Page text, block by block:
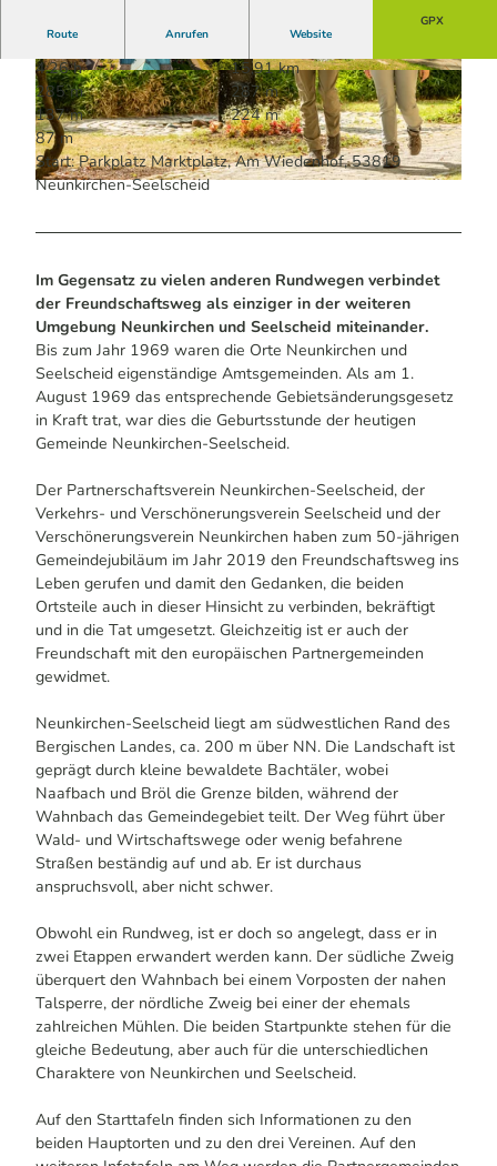
© Dominik Ketz | KI-optimiert | CC-BY-SA
© Dominik Ketz | KI-optimiert |CC-BY-SA © Dominik Ketz | KI-optimiert | CC-BY-SA
Route Anrufen Website
GPX
4:26 h
15,91 km
285 m
287 m
137 m
224 m
87 m
Start: Parkplatz Marktplatz, Am Wiedenhof, 53819
Neunkirchen-Seelscheid
Im Gegensatz zu vielen anderen Rundwegen verbindet
der Freundschaftsweg als einziger in der weiteren
Umgebung Neunkirchen und Seelscheid miteinander.
Bis zum Jahr 1969 waren die Orte Neunkirchen und
Seelscheid eigenständige Amtsgemeinden. Als am 1.
August 1969 das entsprechende Gebietsänderungsgesetz
in Kraft trat, war dies die Geburtsstunde der heutigen
Gemeinde Neunkirchen-Seelscheid.
Der Partnerschaftsverein Neunkirchen-Seelscheid, der
Verkehrs- und Verschönerungsverein Seelscheid und der
Verschönerungsverein Neunkirchen haben zum 50-jährigen
Gemeindejubiläum im Jahr 2019 den Freundschaftsweg ins
Leben gerufen und damit den Gedanken, die beiden
Ortsteile auch in dieser Hinsicht zu verbinden, bekräftigt
und in die Tat umgesetzt. Gleichzeitig ist er auch der
Freundschaft mit den europäischen Partnergemeinden
gewidmet.
Neunkirchen-Seelscheid liegt am südwestlichen Rand des
Bergischen Landes, ca. 200 m über NN. Die Landschaft ist
geprägt durch kleine bewaldete Bachtäler, wobei
Naafbach und Bröl die Grenze bilden, während der
Wahnbach das Gemeindegebiet teilt. Der Weg führt über
Wald- und Wirtschaftswege oder wenig befahrene
Straßen beständig auf und ab. Er ist durchaus
anspruchsvoll, aber nicht schwer.
Obwohl ein Rundweg, ist er doch so angelegt, dass er in
zwei Etappen erwandert werden kann. Der südliche Zweig
überquert den Wahnbach bei einem Vorposten der nahen
Talsperre, der nördliche Zweig bei einer der ehemals
zahlreichen Mühlen. Die beiden Startpunkte stehen für die
gleiche Bedeutung, aber auch für die unterschiedlichen
Charaktere von Neunkirchen und Seelscheid.
Auf den Starttafeln finden sich Informationen zu den
beiden Hauptorten und zu den drei Vereinen. Auf den